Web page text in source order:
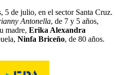
5 de julio, en el sector Santa Cruz.
Antonella, de 7 y 5 años,
madre, Erika Alexandra
Ninfa Briceño, de 80 años.